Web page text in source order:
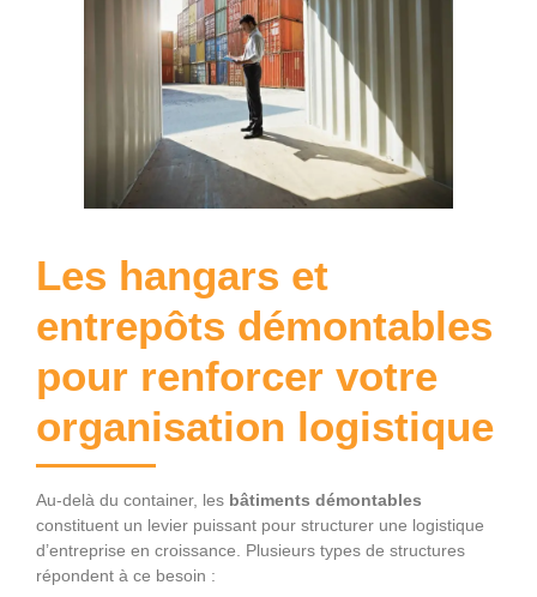
Les hangars et
entrepôts démontables
pour renforcer votre
organisation logistique
Au-delà du container, les bâtiments démontables
constituent un levier puissant pour structurer une logistique
d’entreprise en croissance. Plusieurs types de structures
répondent à ce besoin :